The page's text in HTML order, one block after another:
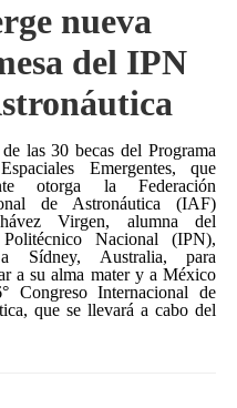
nueva
del IPN
las 30 becas del Programa
Emergentes, que
otorga la Federación
de Astronáutica (IAF)
Virgen, alumna del
Nacional (IPN),
Sídney, Australia, para
a su alma mater y a México
Congreso Internacional de
que se llevará a cabo del